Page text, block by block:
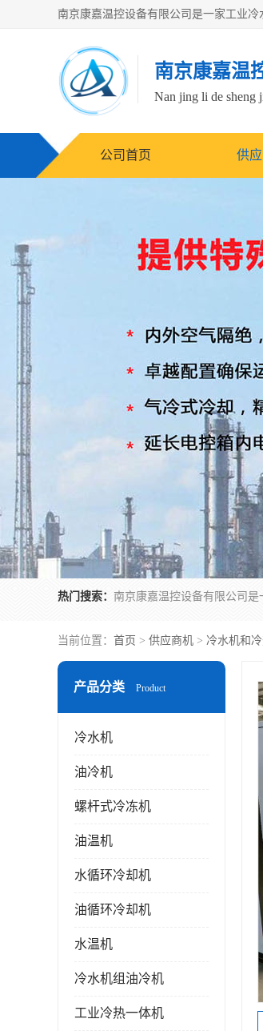
南京康嘉温
Nan jing li de sheng
公司首页 供
热门搜索：
当前位置： 首页 > 供应商机 > 冷水机和
产品分类 Product
冷水机
油冷机
螺杆式冷冻机
油温机
水循环冷却机
油循环冷却机
水温机
冷水机组油冷机
工业冷热一体机